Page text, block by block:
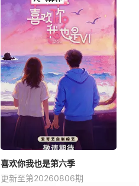
喜欢你我也是第六季
更新至第20260806期